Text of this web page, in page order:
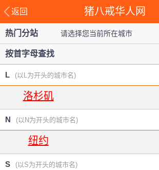
返回 猪八戒华人网
热门分站 请选择您当前所在城市
按首字母查找
L (以L为开头的城市名)
洛杉矶
N (以N为开头的城市名)
纽约
S (以S为开头的城市名)